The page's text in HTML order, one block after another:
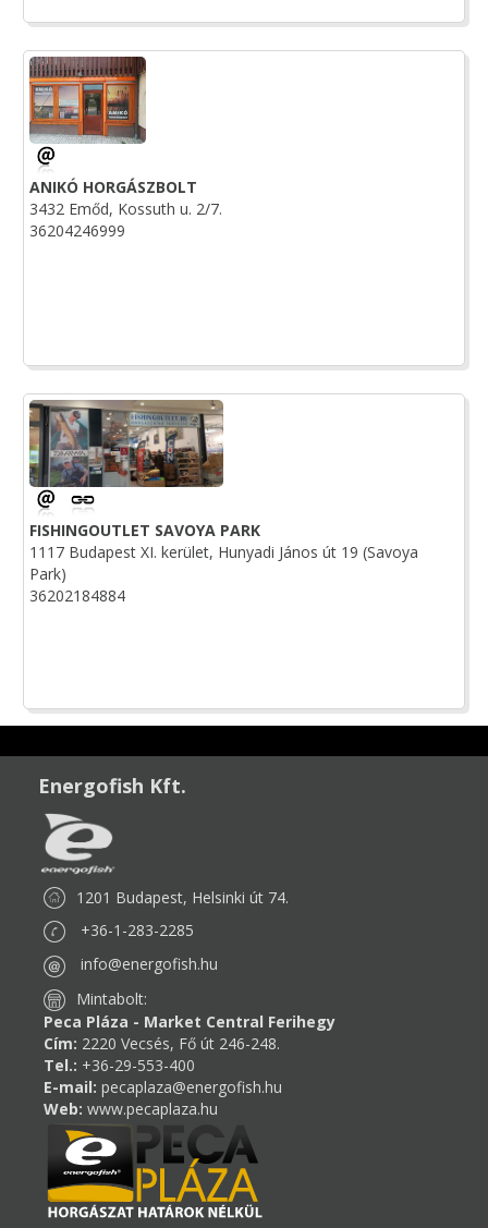
ANIKÓ HORGÁSZBOLT
3432 Emőd, Kossuth u. 2/7.
36204246999
FISHINGOUTLET SAVOYA PARK
1117 Budapest XI. kerület, Hunyadi János út 19 (Savoya
Park)
36202184884
Energofish Kft.
1201 Budapest, Helsinki út 74.
+36-1-283-2285
info@energofish.hu
Mintabolt:
Peca Pláza - Market Central Ferihegy
Cím: 2220 Vecsés, Fő út 246-248.
Tel.: +36-29-553-400
E-mail: pecaplaza@energofish.hu
Web: www.pecaplaza.hu